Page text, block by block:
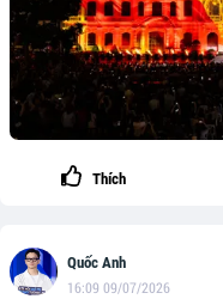
Thích
Quốc Anh
16:09 09/07/2026